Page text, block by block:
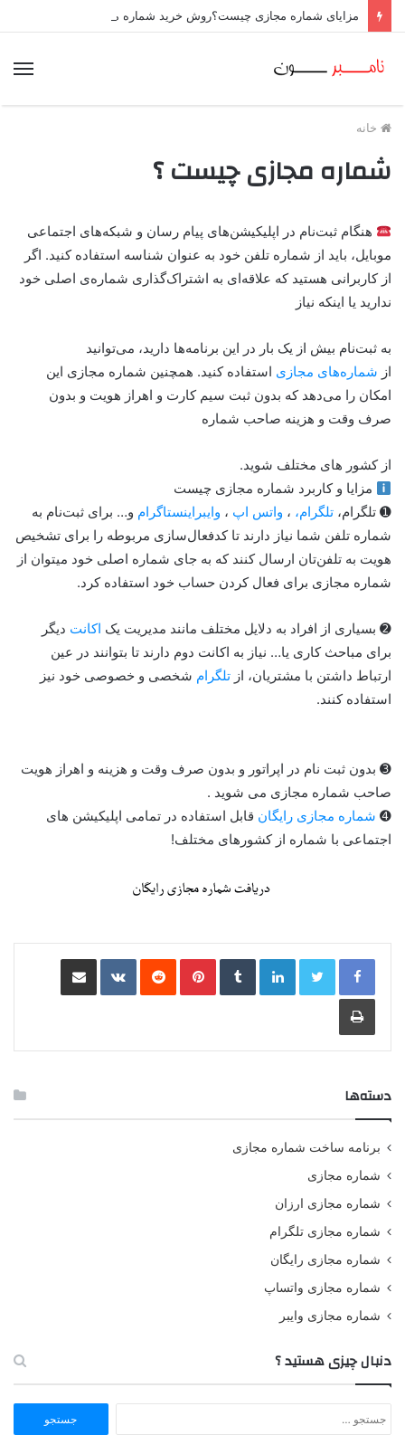
مزایای شماره مجازی چیست؟روش خرید شماره مجازی
خانه
شماره مجازی چیست ؟
هنگام ثبت‌نام در اپلیکیشن‌های پیام ‌رسان و شبکه‌های اجتماعی
موبایل، باید از شماره تلفن خود به عنوان شناسه استفاده کنید. اگر
از کاربرانی هستید که علاقه‌ای به اشتراک‌گذاری شماره‌ی اصلی خود
ندارید یا اینکه نیاز
به ثبت‌نام بیش از یک بار در این برنامه‌ها دارید، می‌توانید
از شماره‌های مجازی استفاده کنید. همچنین شماره مجازی این
امکان را می‌دهد که بدون ثبت سیم کارت و اهراز هویت و بدون
صرف وقت و هزینه صاحب شماره
از کشور های مختلف شوید.
مزایا و کاربرد شماره مجازی چیست
➊ تلگرام، تلگرام، ، واتس اپ ، وایبر اینستاگرام و… برای ثبت‌نام به
شماره تلفن شما نیاز دارند تا کدفعال‌سازی مربوطه را برای تشخیص
هویت به تلفن‌تان ارسال کنند که به جای شماره اصلی خود میتوان از
شماره مجازی برای فعال کردن حساب خود استفاده کرد.
➋ بسیاری از افراد به دلایل مختلف مانند مدیریت یک اکانت دیگر
برای مباحث کاری یا… نیاز به اکانت دوم دارند تا بتوانند در عین
ارتباط داشتن با مشتریان، از تلگرام شخصی و خصوصی خود نیز
استفاده کنند.
➌ بدون ثبت نام در اپراتور و بدون صرف وقت و هزینه و اهراز هویت
صاحب شماره مجازی می شوید .
➍ شماره مجازی رایگان قابل استفاده در تمامی اپلیکیشن های
اجتماعی با شماره از کشورهای مختلف!
لینکدین ‫تامبلر ‫پین‌ترست‫رددیت ‫VKontakteاشتراک گذاری از طریق ایمیل
چاپ
دسته‌ها
برنامه ساخت شماره مجازی
شماره مجازی
شماره مجازی ارزان
شماره مجازی تلگرام
شماره مجازی رایگان
شماره مجازی واتساپ
شماره مجازی وایبر
دنبال چیزی هستید ؟
برای: